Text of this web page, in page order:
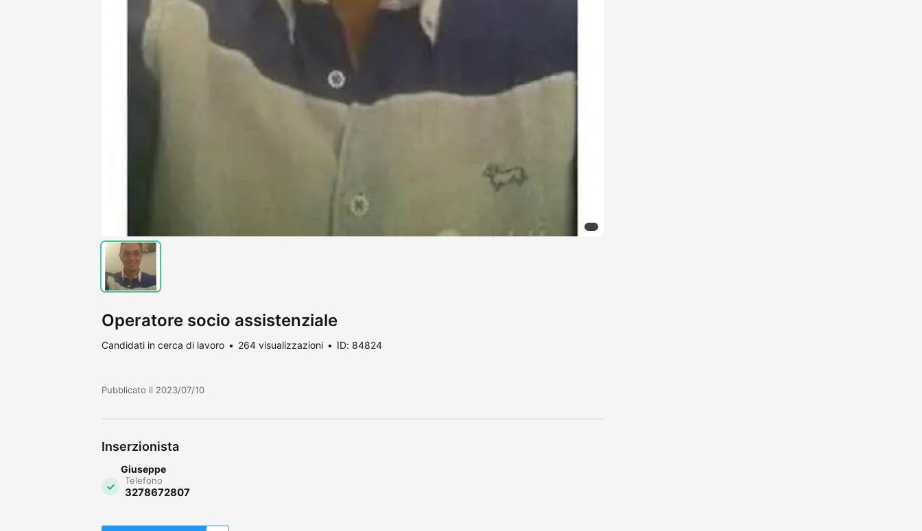
Operatore socio assistenziale
Candidati in cerca di lavoro 264 visualizzazioni ID: 84824
Pubblicato il 2023/07/10
Inserzionista
Giuseppe
Telefono
3278672807